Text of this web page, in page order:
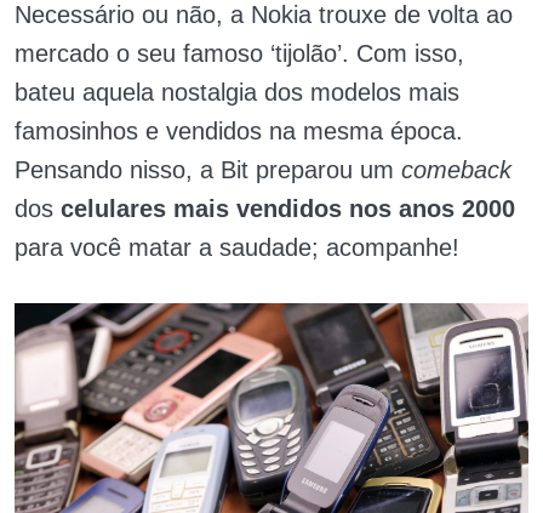
Necessário ou não, a Nokia trouxe de volta ao
mercado o seu famoso ‘tijolão’. Com isso,
bateu aquela nostalgia dos modelos mais
famosinhos e vendidos na mesma época.
Pensando nisso, a Bit preparou um comeback
dos celulares mais vendidos nos anos 2000
para você matar a saudade; acompanhe!